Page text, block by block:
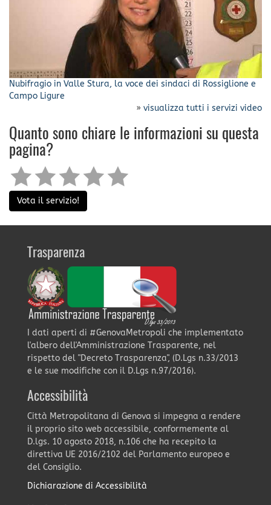
Nubifragio in Valle Stura, la voce dei sindaci di Rossiglione e
Campo Ligure
» visualizza tutti i servizi video
Quanto sono chiare le informazioni su questa
pagina?
Vota il servizio!
Trasparenza
I dati aperti di #GenovaMetropoli che implementato
l'albero dell'Amministrazione Trasparente, nel
rispetto del "Decreto Trasparenza", (D.Lgs n.33/2013
e le sue modifiche con il D.Lgs n.97/2016).
Accessibilità
Città Metropolitana di Genova si impegna a rendere
il proprio sito web accessibile, conformemente al
D.lgs. 10 agosto 2018, n.106 che ha recepito la
direttiva UE 2016/2102 del Parlamento europeo e
del Consiglio.
Dichiarazione di Accessibilità